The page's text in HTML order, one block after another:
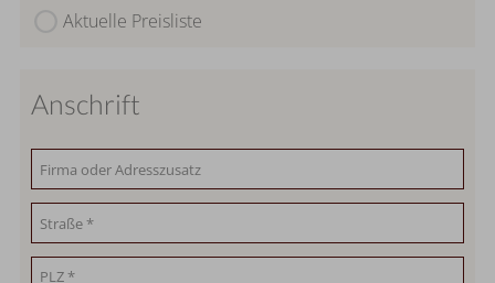
Aktuelle Preisliste
Anschrift